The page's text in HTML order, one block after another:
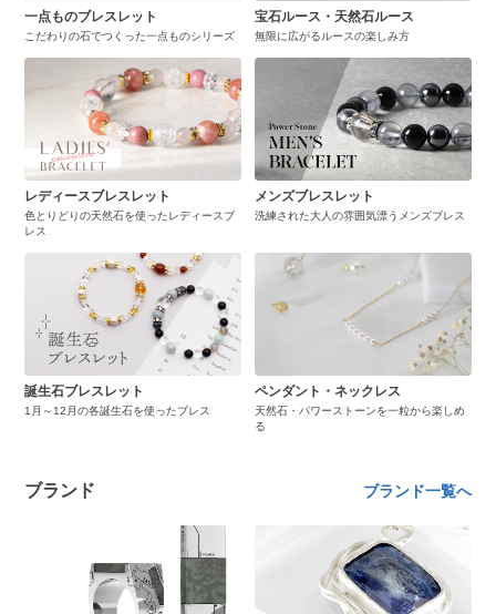
一点ものブレスレット
こだわりの石でつくった一点ものシリーズ
宝石ルース・天然石ルース
無限に広がるルースの楽しみ方
レディースブレスレット
色とりどりの天然石を使ったレディースブ
レス
メンズブレスレット
洗練された大人の雰囲気漂うメンズブレス
誕生石ブレスレット
1月～12月の各誕生石を使ったブレス
ペンダント・ネックレス
天然石・パワーストーンを一粒から楽しめ
る
ブランド ブランド一覧へ